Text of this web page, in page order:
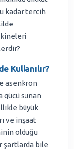
kadar tercih
Kullanılır?
asenkron
gücü sunan
büyük
ve inşaat
olduğu
şartlarda bile